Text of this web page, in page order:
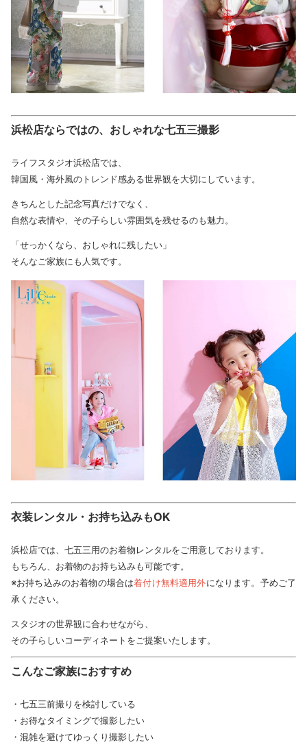
浜松店ならではの、おしゃれな七五三撮影
ライフスタジオ浜松店では、
韓国風・海外風のトレンド感ある世界観を大切にしています。
きちんとした記念写真だけでなく、
自然な表情や、その子らしい雰囲気を残せるのも魅力。
「せっかくなら、おしゃれに残したい」
そんなご家族にも人気です。
衣装レンタル・お持ち込みもOK
浜松店では、七五三用のお着物レンタルをご用意しております。
もちろん、お着物のお持ち込みも可能です。
※お持ち込みのお着物の場合は着付け無料適用外になります。予めご了
承ください。
スタジオの世界観に合わせながら、
その子らしいコーディネートをご提案いたします。
こんなご家族におすすめ
・七五三前撮りを検討している
・お得なタイミングで撮影したい
・混雑を避けてゆっくり撮影したい